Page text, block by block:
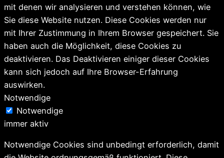
mit denen wir analysieren und verstehen können, wie
Sie diese Website nutzen. Diese Cookies werden nur
mit Ihrer Zustimmung in Ihrem Browser gespeichert. Sie
haben auch die Möglichkeit, diese Cookies zu
deaktivieren. Das Deaktivieren einiger dieser Cookies
kann sich jedoch auf Ihre Browser-Erfahrung
auswirken.
Notwendige
Notwendige
immer aktiv
Notwendige Cookies sind unbedingt erforderlich, damit